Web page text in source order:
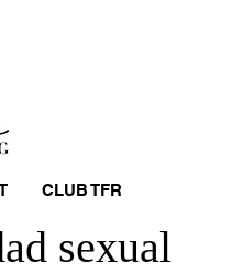
sexual
CLUB TFR